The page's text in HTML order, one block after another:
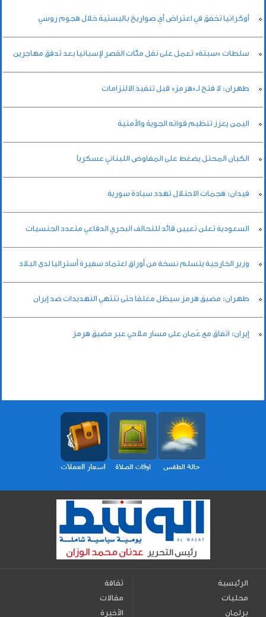
أوكرانيا تخفق في اعتراض أي صواريخ باليستية خلال هجوم روسي
سلطات «سبتة» تعمل على نقل مئات القصر لإسبانيا بعد تدفق مهاجرين
طهران: لا فتح لـ«هرمز» قبل تنفيذ الالتزامات
اليمن يعزز تنظيم قواته الجوية والأمنية
الكيان المحتل يضغط على المفاوض اللبناني عسكرياً
فيدان: هجمات الاحتلال تهدد سيادة سورية
السعودية تعلن تعيين قائد للتحالف البحري الدفاعي متعدد الجنسيات
وزير الخارجية يتسلم نسخة من أوراق اعتماد سفيرة أستراليا لدى البلاد
طهران: مضيق هرمز سيظل مغلقا حتى تنتهي التهديدات ضد إيران
إيران: اتفاق مع عُمان على مسار ملاحي عبر مضيق هرمز
الرئيسية
محليات
برلمان
ثقافة
مقالات
الأخيرة